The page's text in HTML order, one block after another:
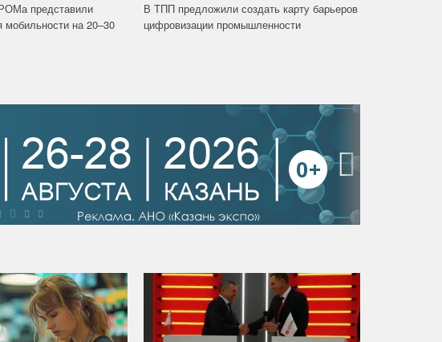
представили
мобильности на 20–30
В ТПП предложили создать карту барьеров
цифровизации промышленности
›